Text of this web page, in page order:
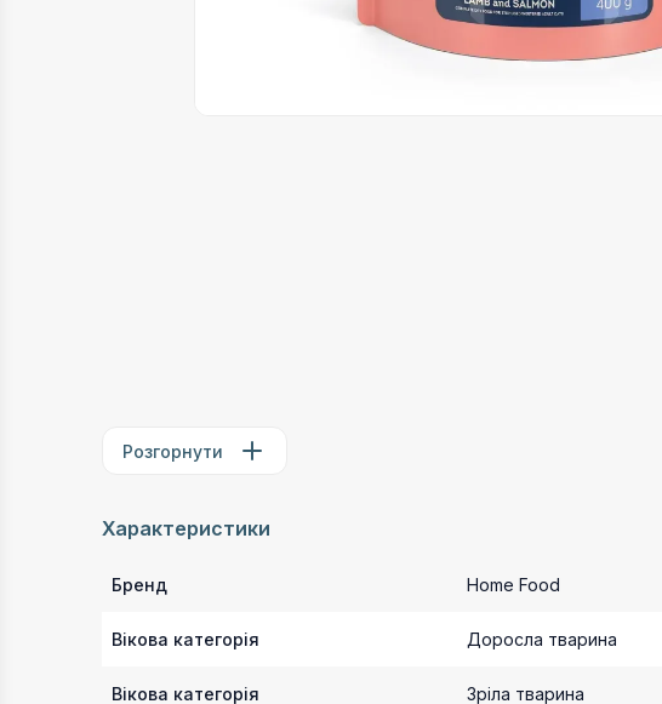
Розгорнути
Характеристики
Бренд Home Food
Вікова категорія Доросла тварина
Вікова категорія Зріла тварина